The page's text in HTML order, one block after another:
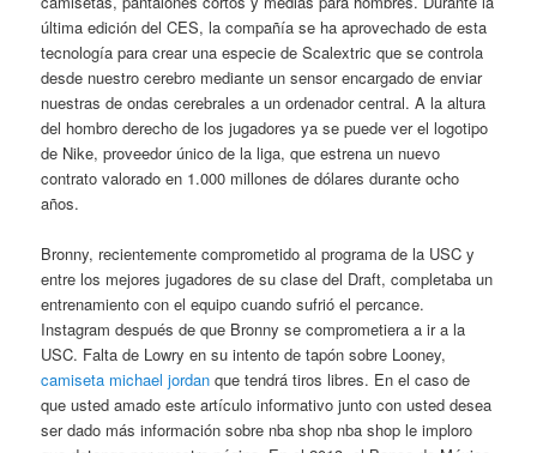
última edición del CES, la compañía se ha aprovechado de esta
tecnología para crear una especie de Scalextric que se controla
desde nuestro cerebro mediante un sensor encargado de enviar
nuestras de ondas cerebrales a un ordenador central. A la altura
del hombro derecho de los jugadores ya se puede ver el logotipo
de Nike, proveedor único de la liga, que estrena un nuevo
contrato valorado en 1.000 millones de dólares durante ocho
años.
Bronny, recientemente comprometido al programa de la USC y
entre los mejores jugadores de su clase del Draft, completaba un
entrenamiento con el equipo cuando sufrió el percance.
Instagram después de que Bronny se comprometiera a ir a la
USC. Falta de Lowry en su intento de tapón sobre Looney,
camiseta michael jordan que tendrá tiros libres. En el caso de
que usted amado este artículo informativo junto con usted desea
ser dado más información sobre nba shop nba shop le imploro